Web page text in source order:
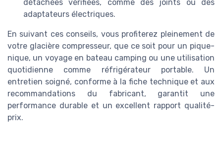
détachées vérifiées, comme des joints ou des
adaptateurs électriques.
En suivant ces conseils, vous profiterez pleinement de
votre glacière compresseur, que ce soit pour un pique-
nique, un voyage en bateau camping ou une utilisation
quotidienne comme réfrigérateur portable. Un
entretien soigné, conforme à la fiche technique et aux
recommandations du fabricant, garantit une
performance durable et un excellent rapport qualité-
prix.